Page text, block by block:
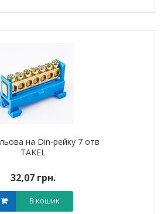
на Din-рейку 7 отв
TAKEL
32,07 грн.
В кошик